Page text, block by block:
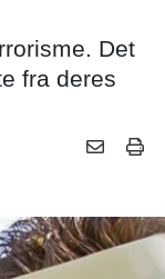
Det
fra deres